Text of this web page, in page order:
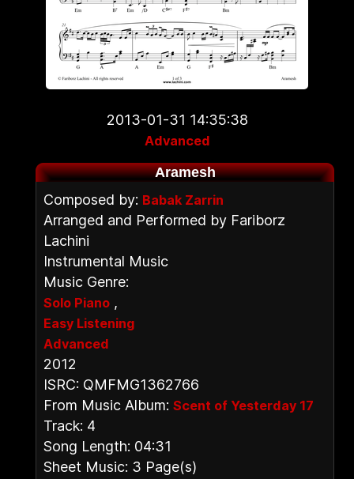
2013-01-31 14:35:38
Advanced
Aramesh
Composed by: Babak Zarrin
Arranged and Performed by Fariborz
Lachini
Instrumental Music
Music Genre:
Solo Piano ,
Easy Listening
Advanced
2012
ISRC: QMFMG1362766
From Music Album: Scent of Yesterday 17
Track: 4
Song Length: 04:31
Sheet Music: 3 Page(s)